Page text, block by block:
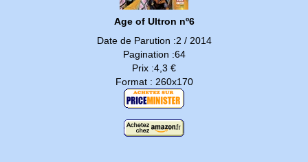
Age of Ultron nº6
Date de Parution :2 / 2014
Pagination :64
Prix :4,3 €
Format : 260x170